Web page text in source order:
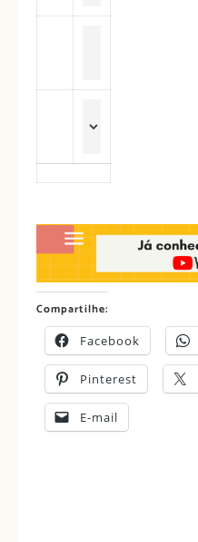
Compartilhe:
Facebook
Pinterest
E-mail